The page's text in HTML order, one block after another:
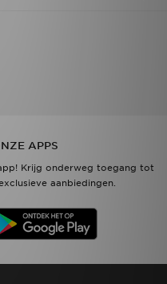
APPS
Krijg onderweg toegang tot
aanbiedingen.